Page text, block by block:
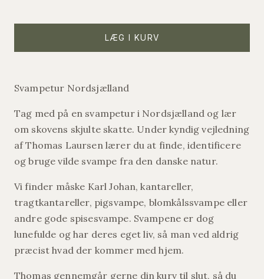
LÆG I KURV
Svampetur Nordsjælland
Tag med på en svampetur i Nordsjælland og lær
om skovens skjulte skatte. Under kyndig vejledning
af Thomas Laursen lærer du at finde, identificere
og bruge vilde svampe fra den danske natur.
Vi finder måske Karl Johan, kantareller,
tragtkantareller, pigsvampe, blomkålssvampe eller
andre gode spisesvampe. Svampene er dog
lunefulde og har deres eget liv, så man ved aldrig
præcist hvad der kommer med hjem.
Thomas gennemgår gerne din kurv til slut, så du